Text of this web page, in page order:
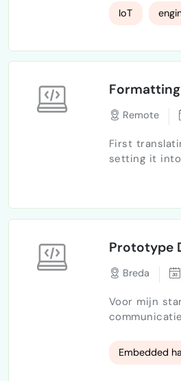
systeem te
IoT
Remote
First
setting it
Prototype
Breda
Voor mijn
focus op
Embedded